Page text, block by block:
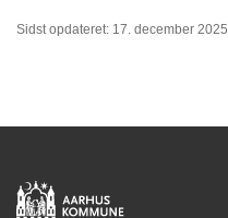
Sidst opdateret: 17. december 2025